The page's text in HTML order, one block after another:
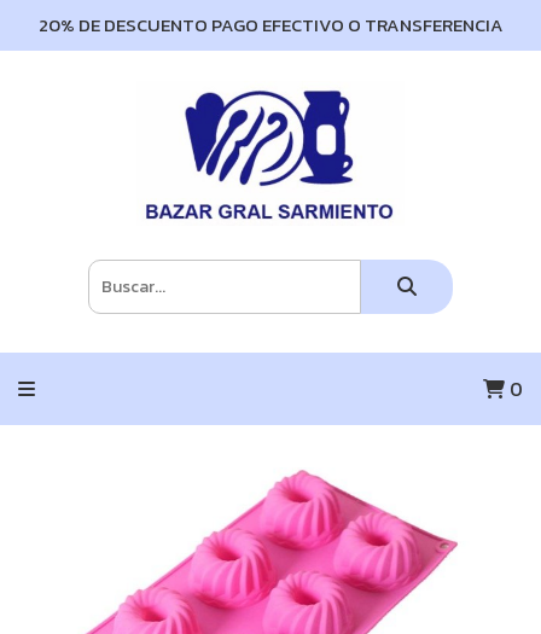
20% DE DESCUENTO PAGO EFECTIVO O TRANSFERENCIA
0